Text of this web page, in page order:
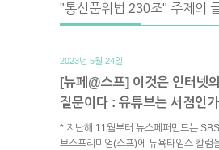
"통신품위법 230조" 주제의
2023년 5월 24일.
[뉴페@스프] 이것은 인터넷
질문이다 : 유튜브는 서점인
* 지난해 11월부터 뉴스페퍼민트는
브스프리미엄(스프)에 뉴욕타임스 칼럼